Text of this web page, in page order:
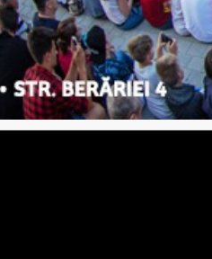
Market by